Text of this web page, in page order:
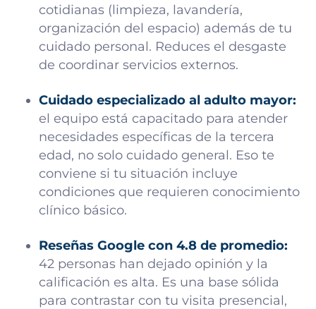
cotidianas (limpieza, lavandería,
organización del espacio) además de tu
cuidado personal. Reduces el desgaste
de coordinar servicios externos.
Cuidado especializado al adulto mayor:
el equipo está capacitado para atender
necesidades específicas de la tercera
edad, no solo cuidado general. Eso te
conviene si tu situación incluye
condiciones que requieren conocimiento
clínico básico.
Reseñas Google con 4.8 de promedio:
42 personas han dejado opinión y la
calificación es alta. Es una base sólida
para contrastar con tu visita presencial,